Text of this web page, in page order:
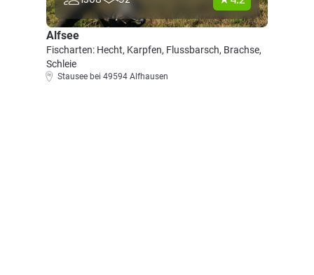
Alfsee
Fischarten: Hecht, Karpfen, Flussbarsch, Brachse,
Schleie
Stausee bei 49594 Alfhausen